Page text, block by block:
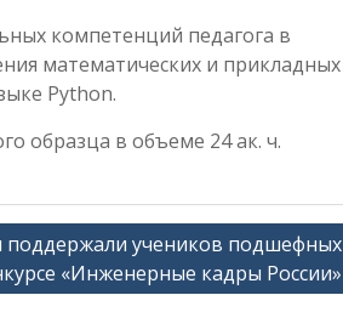
компетенций педагога в
математических и прикладных
Python.
образца в объеме 24 ак. ч.
поддержали учеников подшефных
«Инженерные кадры России»